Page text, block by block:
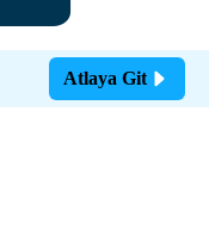
Atlaya Git